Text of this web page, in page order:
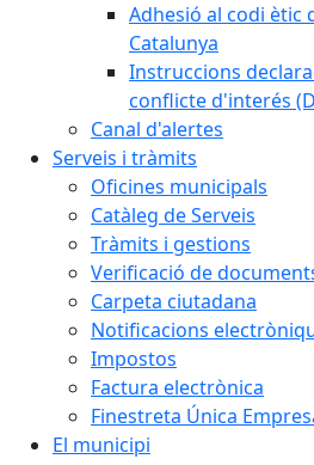
Adhesió al codi ètic
Catalunya
Instruccions
conflicte d'interés
Canal d'alertes
Serveis i tràmits
Oficines municipals
Catàleg de Serveis
Tràmits i gestions
Verificació de
Carpeta ciutadana
Notificacions
Impostos
Factura electrònica
Finestreta Única
El municipi